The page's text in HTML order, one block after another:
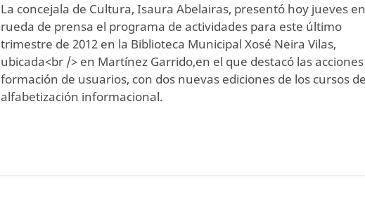
La concejala de Cultura, Isaura Abelairas, presentó hoy jueves en
rueda de prensa el programa de actividades para este último
trimestre de 2012 en la Biblioteca Municipal Xosé Neira Vilas,
ubicada<br /> en Martínez Garrido,en el que destacó las
formación de usuarios, con dos nuevas ediciones de los cursos de
alfabetización informacional.